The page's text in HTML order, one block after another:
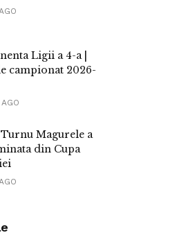
Ligii a 4-a |
campionat 2026-
Turnu Magurele a
din Cupa